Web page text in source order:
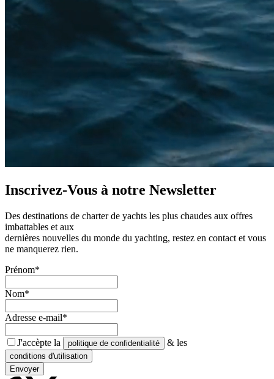
Inscrivez-Vous à notre Newsletter
Des destinations de charter de yachts les plus chaudes aux offres
imbattables et aux
dernières nouvelles du monde du yachting, restez en contact et vous
ne manquerez rien.
Prénom*
Nom*
Adresse e-mail*
J'accèpte la politique de confidentialité & les
conditions d'utilisation
Envoyer